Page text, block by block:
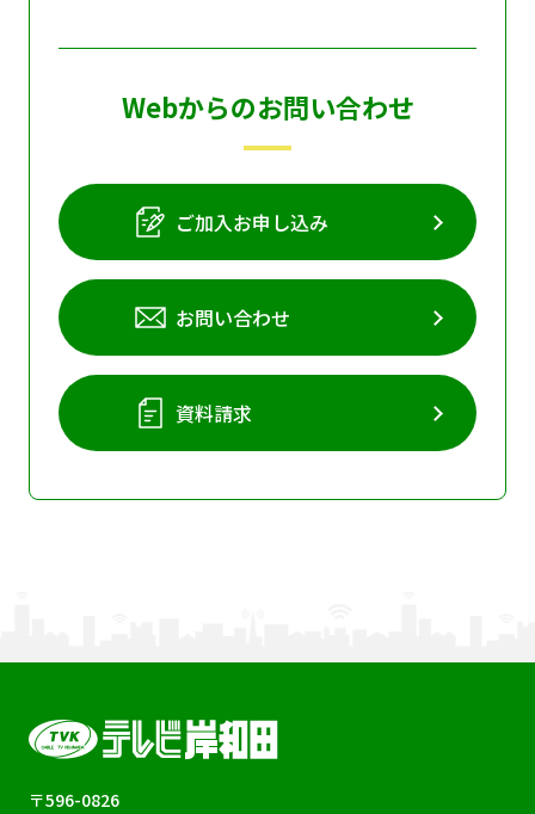
Webからのお問い合わせ
ご加入お申し込み
お問い合わせ
資料請求
〒596-0826